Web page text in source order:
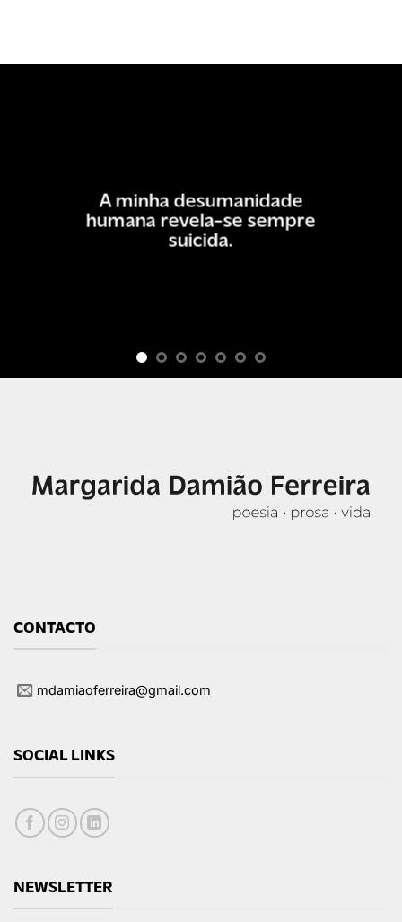
A minha desumanidade
humana revela-se sempre
suicida.
CONTACTO
mdamiaoferreira@gmail.com
SOCIAL LINKS
NEWSLETTER